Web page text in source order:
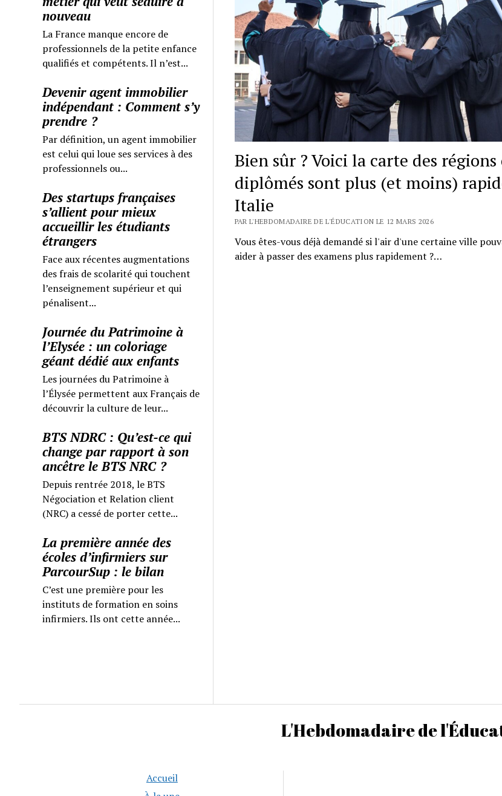
nouveau
La France manque encore de
professionnels de la petite enfance
qualifiés et compétents. Il n’est...
Devenir agent immobilier
indépendant : Comment s’y
prendre ?
Par définition, un agent immobilier
est celui qui loue ses services à des
professionnels ou...
Des startups françaises
s’allient pour mieux
accueillir les étudiants
étrangers
Face aux récentes augmentations
des frais de scolarité qui touchent
l’enseignement supérieur et qui
pénalisent...
Journée du Patrimoine à
l’Elysée : un coloriage
géant dédié aux enfants
Les journées du Patrimoine à
l’Élysée permettent aux Français de
découvrir la culture de leur...
BTS NDRC : Qu’est-ce qui
change par rapport à son
ancêtre le BTS NRC ?
Depuis rentrée 2018, le BTS
Négociation et Relation client
(NRC) a cessé de porter cette...
La première année des
écoles d’infirmiers sur
ParcourSup : le bilan
C’est une première pour les
instituts de formation en soins
infirmiers. Ils ont cette année...
Bien sûr ? Voici la carte des régions
diplômés sont plus (et moins)
Italie
PAR L'HEBDOMADAIRE DE L'ÉDUCATION LE 12 MARS 2026
Vous êtes-vous déjà demandé si l'air d'une certaine ville
aider à passer des examens plus rapidement ?…
L'Hebdomadaire de
Accueil